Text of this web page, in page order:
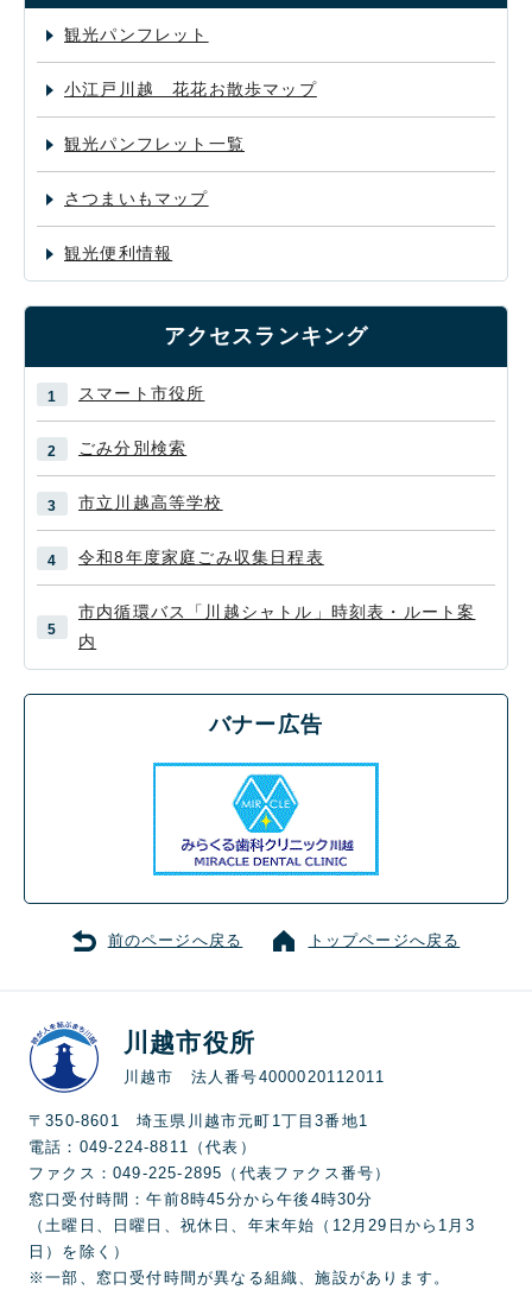
観光パンフレット
小江戸川越 花花お散歩マップ
観光パンフレット一覧
さつまいもマップ
観光便利情報
アクセスランキング
スマート市役所
ごみ分別検索
市立川越高等学校
令和8年度家庭ごみ収集日程表
市内循環バス「川越シャトル」時刻表・ルート案
内
バナー広告
前のページへ戻る トップページへ戻る
川越市役所
川越市 法人番号4000020112011
〒350-8601 埼玉県川越市元町1丁目3番地1
電話：049-224-8811（代表）
ファクス：049-225-2895（代表ファクス番号）
窓口受付時間：午前8時45分から午後4時30分
（土曜日、日曜日、祝休日、年末年始（12月29日から1月3
日）を除く）
※一部、窓口受付時間が異なる組織、施設があります。